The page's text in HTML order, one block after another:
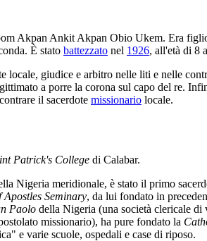
Akpan Ankit Akpan Obio Ukem. Era
È stato battezzato nel 1926, all'età di 8
locale, giudice e arbitro nelle liti e nelle
a porre la corona sul capo del re.
il sacerdote missionario locale.
Patrick's College di Calabar.
Nigeria meridionale, è stato il primo
Apostles Seminary, da lui fondato in
Paolo della Nigeria (una società clericale di
missionario), ha pure fondato la
e varie scuole, ospedali e case di riposo.